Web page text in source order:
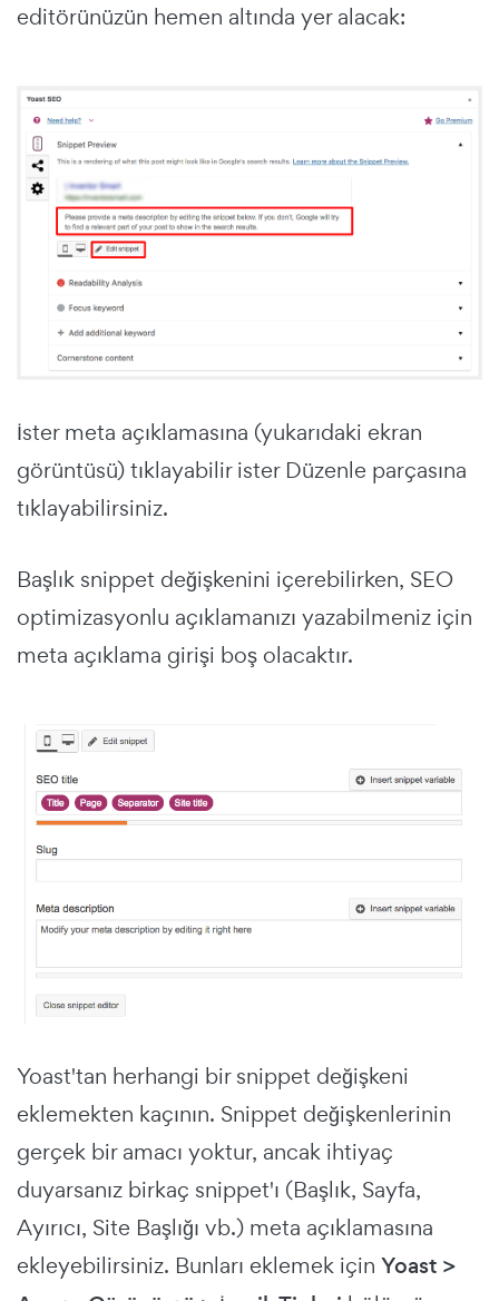
editörünüzün hemen altında yer alacak:
İster meta açıklamasına (yukarıdaki ekran
görüntüsü) tıklayabilir ister Düzenle parçasına
tıklayabilirsiniz.
Başlık snippet değişkenini içerebilirken, SEO
optimizasyonlu açıklamanızı yazabilmeniz için
meta açıklama girişi boş olacaktır.
Yoast'tan herhangi bir snippet değişkeni
eklemekten kaçının. Snippet değişkenlerinin
gerçek bir amacı yoktur, ancak ihtiyaç
duyarsanız birkaç snippet'ı (Başlık, Sayfa,
Ayırıcı, Site Başlığı vb.) meta açıklamasına
ekleyebilirsiniz. Bunları eklemek için Yoast >